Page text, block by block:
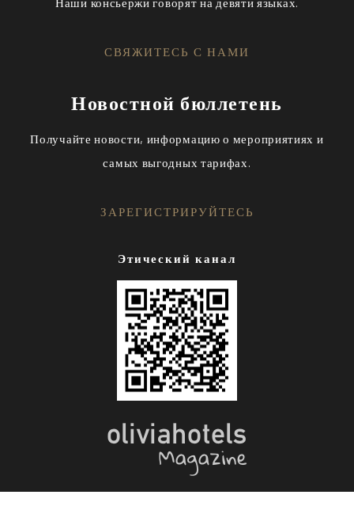
СВЯЖИТЕСЬ С НАМИ
Новостной бюллетень
Получайте новости, информацию о мероприятиях и
самых выгодных тарифах.
ЗАРЕГИСТРИРУЙТЕСЬ
Этический канал